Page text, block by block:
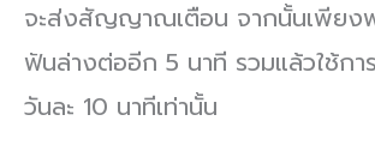
จะส่งสัญญาณเตือน จากนั้นเพียง
ฟันล่างต่ออีก 5 นาที รวมแล้วใช้กา
วันละ 10 นาทีเท่านั้น